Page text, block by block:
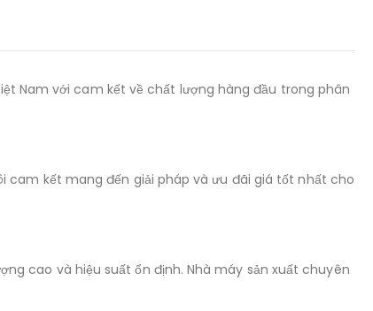
Nam với cam kết về chất lượng hàng đầu trong phân
kết mang đến giải pháp và ưu đãi giá tốt nhất cho
cao và hiệu suất ổn định. Nhà máy sản xuất chuyên